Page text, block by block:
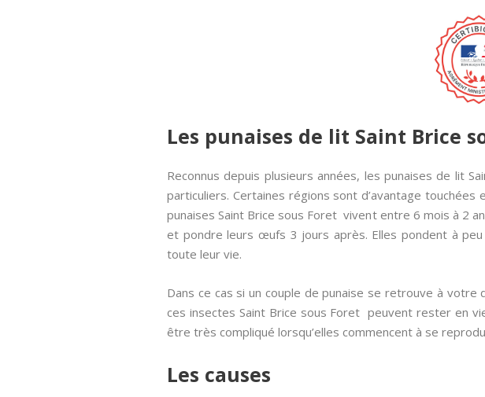
Les punaises de lit Saint Brice
Reconnus depuis plusieurs années, les punaises de lit
particuliers. Certaines régions sont d’avantage touchées
punaises Saint Brice sous Foret vivent entre 6 mois à 2
et pondre leurs œufs 3 jours après. Elles pondent à
toute leur vie.
Dans ce cas si un couple de punaise se retrouve à votre
ces insectes Saint Brice sous Foret peuvent rester en
être très compliqué lorsqu’elles commencent à se
Les causes